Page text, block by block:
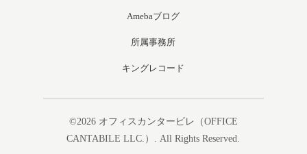
Amebaブログ
所属事務所
キングレコード
©2026 オフィスカンタービレ（OFFICE
CANTABILE LLC.）
. All Rights Reserved.